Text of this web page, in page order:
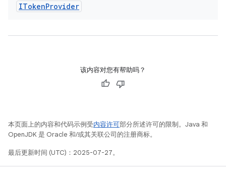
ITokenProvider
该内容对您有帮助吗？
本页面上的内容和代码示例受内容许可部分所述许可的限制。Java 和
OpenJDK 是 Oracle 和/或其关联公司的注册商标。
最后更新时间 (UTC)：2025-07-27。